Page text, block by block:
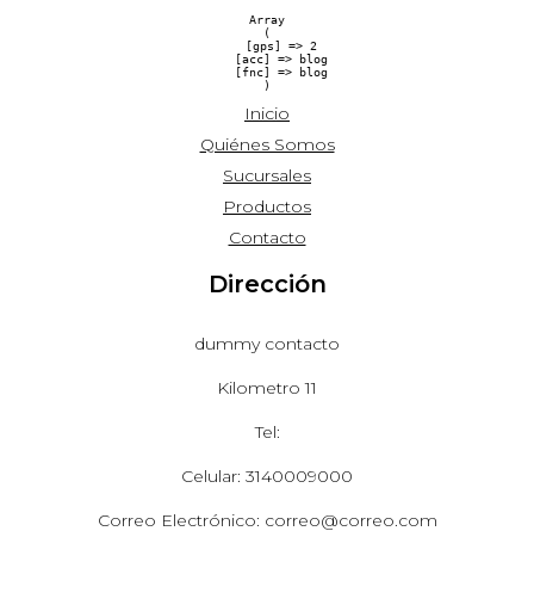
Array
(
    [gps] => 2
    [acc] => blog
    [fnc] => blog
Inicio
Quiénes Somos
Sucursales
Productos
Contacto
Dirección
dummy contacto
Kilometro 11
Tel:
Celular: 3140009000
Correo Electrónico: correo@correo.com